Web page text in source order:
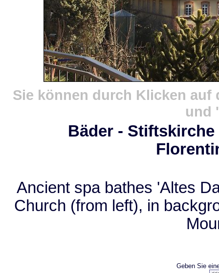
Sie können durch Klicken
und
Bäder -
Ancient spa bathes 'Altes
Church (from left), in
Geben Sie